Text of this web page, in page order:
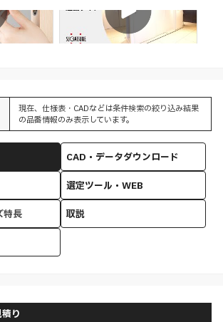
現在、仕様表・CADなどは条件検索の絞り込み結果
の品番情報のみ表示しています。
CAD・データダウンロード
選定ツール・WEB
特長
取説
り